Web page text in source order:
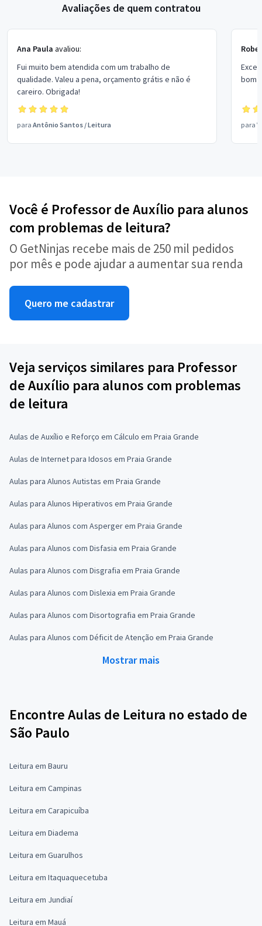
Avaliações de quem contratou
Ana Paula avaliou:
Fui muito bem atendida com um trabalho de
qualidade. Valeu a pena, orçamento grátis e não é
careiro. Obrigada!
para Antônio Santos /Leitura
bom
para
Você é Professor de Auxílio para alunos
com problemas de leitura?
O GetNinjas recebe mais de 250 mil pedidos
por mês e pode ajudar a aumentar sua renda
Quero me cadastrar
Veja serviços similares para Professor
de Auxílio para alunos com problemas
de leitura
Aulas de Auxílio e Reforço em Cálculo em Praia Grande
Aulas de Internet para Idosos em Praia Grande
Aulas para Alunos Autistas em Praia Grande
Aulas para Alunos Hiperativos em Praia Grande
Aulas para Alunos com Asperger em Praia Grande
Aulas para Alunos com Disfasia em Praia Grande
Aulas para Alunos com Disgrafia em Praia Grande
Aulas para Alunos com Dislexia em Praia Grande
Aulas para Alunos com Disortografia em Praia Grande
Aulas para Alunos com Déficit de Atenção em Praia Grande
Mostrar mais
Encontre Aulas de Leitura no estado de
São Paulo
Leitura em Bauru
Leitura em Campinas
Leitura em Carapicuíba
Leitura em Diadema
Leitura em Guarulhos
Leitura em Itaquaquecetuba
Leitura em Jundiaí
Leitura em Mauá